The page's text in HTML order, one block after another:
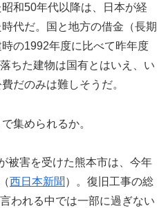
和50年代以降は、日本が経
代だ。国と地方の借金（長期
の1992年度に比べて昨年度
ちた建物は国有とはいえ、い
だのみは難しそうだ。
集められるか。
被害を受けた熊本市は、今年
西日本新聞 ）。復旧工事の総
われる中では一部に過ぎない